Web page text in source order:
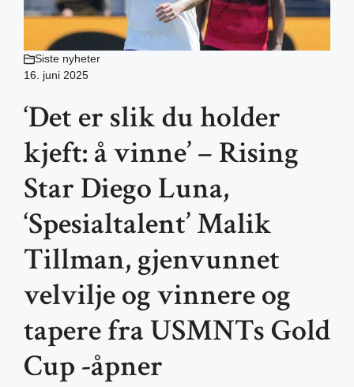
Siste nyheter
16. juni 2025
‘Det er slik du holder
kjeft: å vinne’ – Rising
Star Diego Luna,
‘Spesialtalent’ Malik
Tillman, gjenvunnet
velvilje og vinnere og
tapere fra USMNTs Gold
Cup -åpner